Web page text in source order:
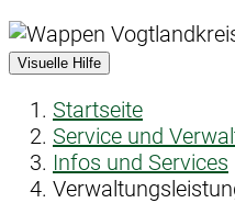
Visuelle Hilfe
Startseite
Service und
Infos und Services